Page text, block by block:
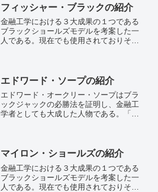
に、博士課程ではマサチ...
フィッシャー・ブラックの紹介
金融工学における３大成果の１つである
ブラックショールズモデルを考案した一
人である。現在でも使用されておりその
の人生1938年、アメリ...
エドワード・ソープの紹介
エドワード・オークリー・ソープはブラ
ックジャックの必勝法を証明し、金融工
学者としても大成した人物である。「ク
リカのシカゴで生まれ...
マイロン・ショールズの紹介
金融工学における３大成果の１つである
ブラックショールズモデルを考案した一
人である。現在でも使用されておりその